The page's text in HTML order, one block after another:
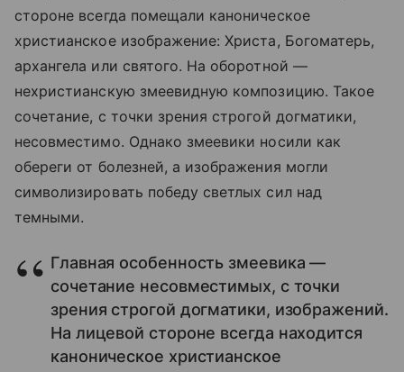
стороне всегда помещали каноническое
христианское изображение: Христа, Богоматерь,
архангела или святого. На оборотной —
нехристианскую змеевидную композицию. Такое
сочетание, с точки зрения строгой догматики,
несовместимо. Однако змеевики носили как
обереги от болезней, а изображения могли
символизировать победу светлых сил над
темными.
Главная особенность змеевика —
сочетание несовместимых, с точки
зрения строгой догматики, изображений.
На лицевой стороне всегда находится
каноническое христианское